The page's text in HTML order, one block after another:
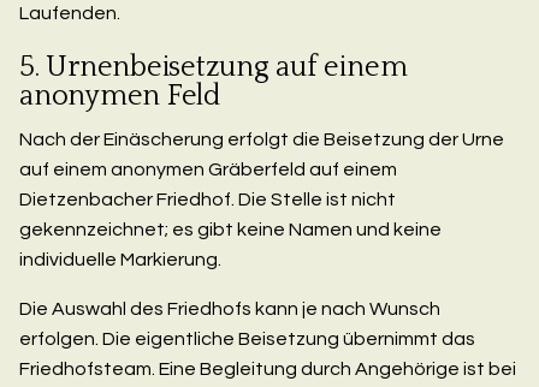
Laufenden.
5. Urnenbeisetzung auf einem
anonymen Feld
Nach der Einäscherung erfolgt die Beisetzung der Urne
auf einem anonymen Gräberfeld auf einem
Dietzenbacher Friedhof. Die Stelle ist nicht
gekennzeichnet; es gibt keine Namen und keine
individuelle Markierung.
Die Auswahl des Friedhofs kann je nach Wunsch
erfolgen. Die eigentliche Beisetzung übernimmt das
Friedhofsteam. Eine Begleitung durch Angehörige ist bei